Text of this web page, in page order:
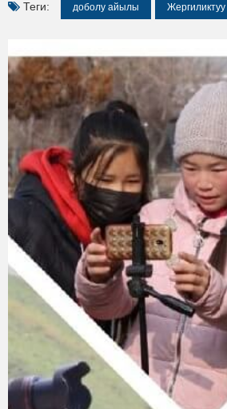
Теги: доболу айылы